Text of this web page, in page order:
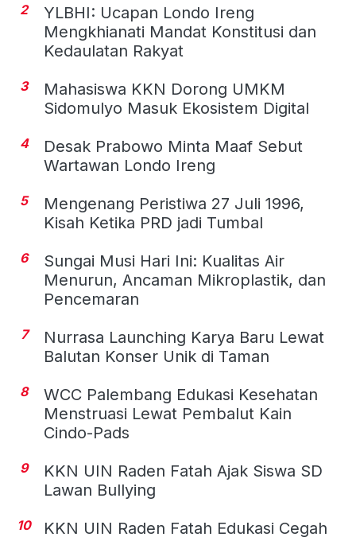
2
YLBHI: Ucapan Londo Ireng
Mengkhianati Mandat Konstitusi dan
Kedaulatan Rakyat
3
Mahasiswa KKN Dorong UMKM
Sidomulyo Masuk Ekosistem Digital
4
Desak Prabowo Minta Maaf Sebut
Wartawan Londo Ireng
5
Mengenang Peristiwa 27 Juli 1996,
Kisah Ketika PRD jadi Tumbal
6
Sungai Musi Hari Ini: Kualitas Air
Menurun, Ancaman Mikroplastik, dan
Pencemaran
7
Nurrasa Launching Karya Baru Lewat
Balutan Konser Unik di Taman
8
WCC Palembang Edukasi Kesehatan
Menstruasi Lewat Pembalut Kain
Cindo-Pads
9
KKN UIN Raden Fatah Ajak Siswa SD
Lawan Bullying
10
KKN UIN Raden Fatah Edukasi Cegah